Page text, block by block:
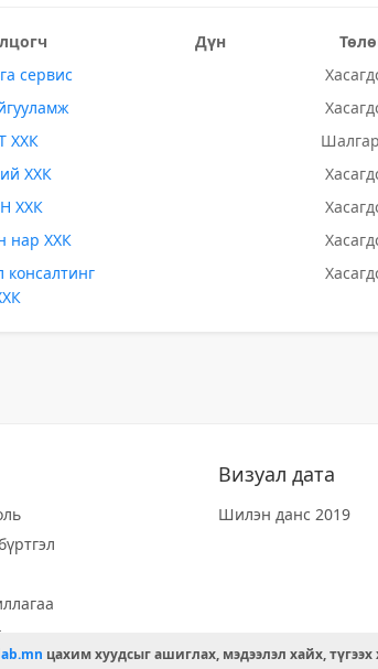
Дүн
сервис
ХХК
ХХК
ХХК
нар ХХК
консалтинг
Визуал дата
Шилэн данс 2019
цахим хуудсыг ашиглах, мэдээлэл хайх,